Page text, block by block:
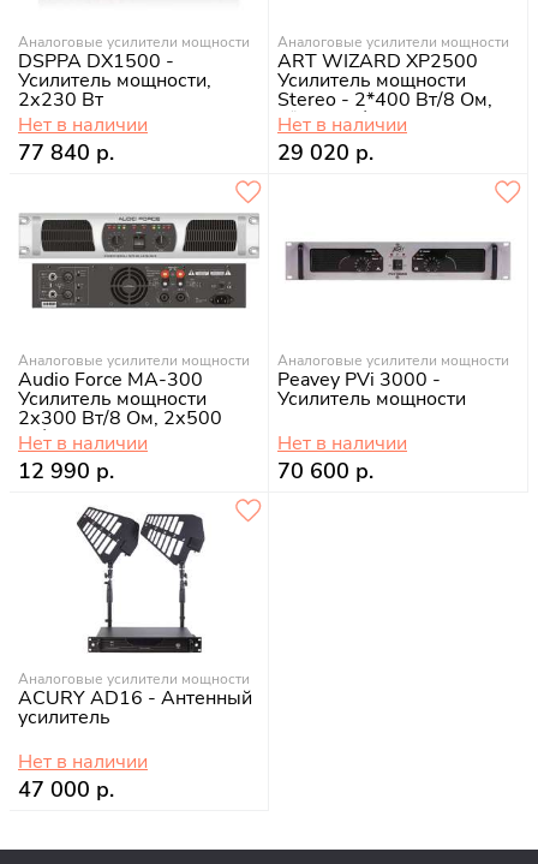
Аналоговые усилители мощности
DSPPA DX1500 -
Усилитель мощности,
2х230 Вт
Нет в наличии
77 840 р.
Аналоговые усилители мощности
ART WIZARD XP2500
Усилитель мощности
Stereo - 2*400 Вт/8 Ом,
2*650 Вт/4 Ом,
Нет в наличии
29 020 р.
Аналоговые усилители мощности
Audio Force MA-300
Усилитель мощности
2х300 Вт/8 Oм, 2х500
Вт/4 Oм
Нет в наличии
12 990 р.
Аналоговые усилители мощности
Peavey PVi 3000 -
Усилитель мощности
Нет в наличии
70 600 р.
Аналоговые усилители мощности
ACURY AD16 - Антенный
усилитель
Нет в наличии
47 000 р.